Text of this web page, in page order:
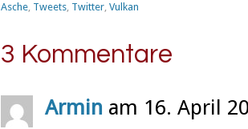
Asche, Tweets, Twitter, Vulkan
3 Kommentare
Armin am 16. April